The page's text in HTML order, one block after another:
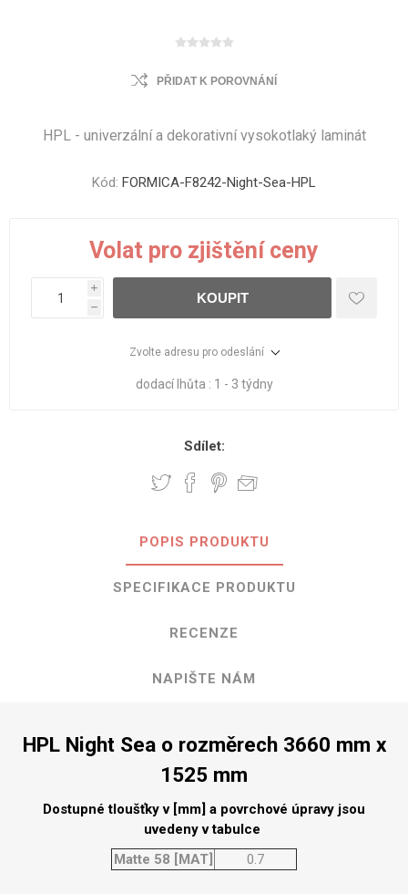
PŘIDAT K POROVNÁNÍ
HPL - univerzální a dekorativní vysokotlaký laminát
Kód: FORMICA-F8242-Night-Sea-HPL
Volat pro zjištění ceny
i
h
KOUPIT
Zvolte adresu pro odeslání
dodací lhůta : 1 - 3 týdny
Sdílet:
POPIS PRODUKTU
SPECIFIKACE PRODUKTU
RECENZE
NAPIŠTE NÁM
HPL Night Sea o rozměrech 3660 mm x
1525 mm
Dostupné tloušťky v [mm] a povrchové úpravy jsou
uvedeny v tabulce
Matte 58 [MAT]
0.7